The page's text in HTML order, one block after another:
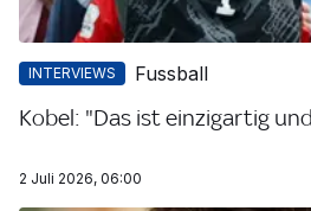
INTERVIEWS Fussball
Kobel: "Das ist einzigartig
2 Juli 2026, 06:00